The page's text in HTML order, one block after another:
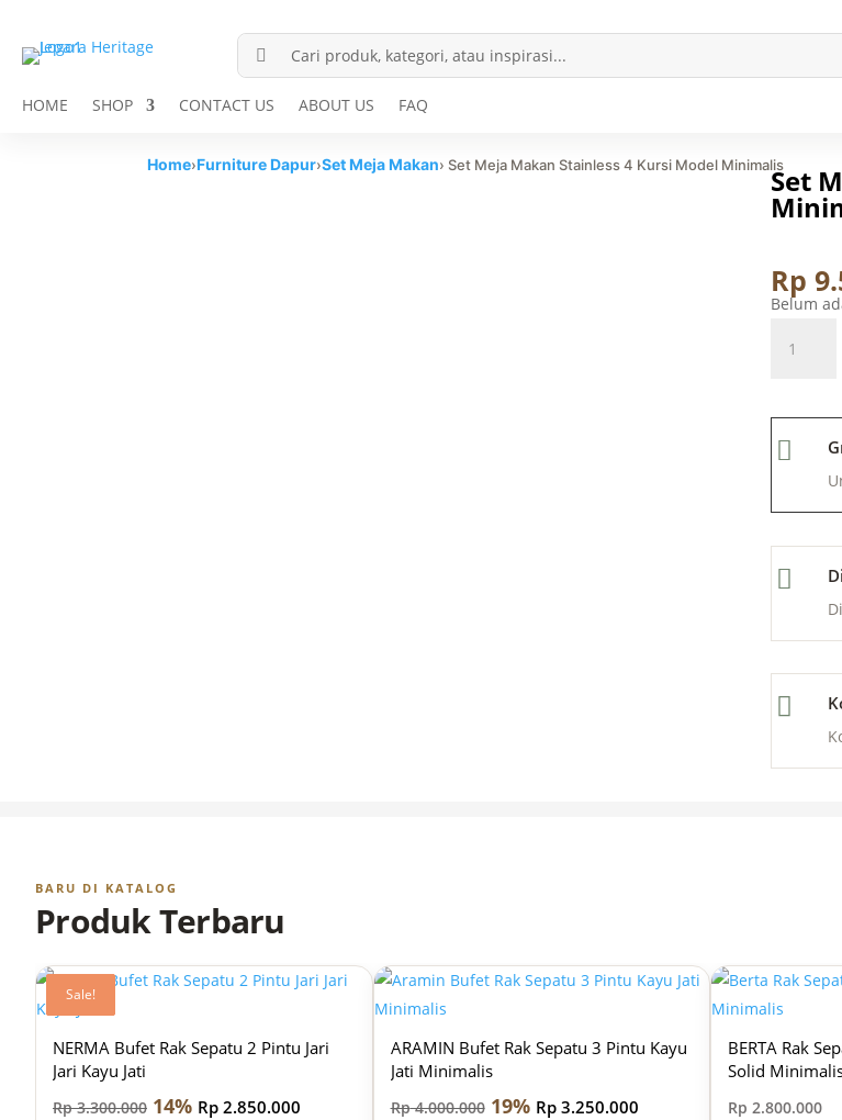

HOME SHOP CONTACT US ABOUT US FAQ
Home›Furniture Dapur›Set Meja Makan› Set Meja Makan Stainless 4 Kursi Model MinimalisSet
Rp
Belum
Meja
Makan
Kursi
Minimalis
quantity



BARU DI KATALOG
Produk Terbaru
Sale!
NERMA Bufet Rak Sepatu 2 Pintu Jari
Jari Kayu Jati
Rp3.300.000 14% Rp 2.850.000
Sale!
ARAMIN Bufet Rak Sepatu 3 Pintu Kayu
Jati Minimalis
Rp4.000.000 19% Rp3.250.000
BERTA Rak
Solid
Rp 2.800.000
Sale!